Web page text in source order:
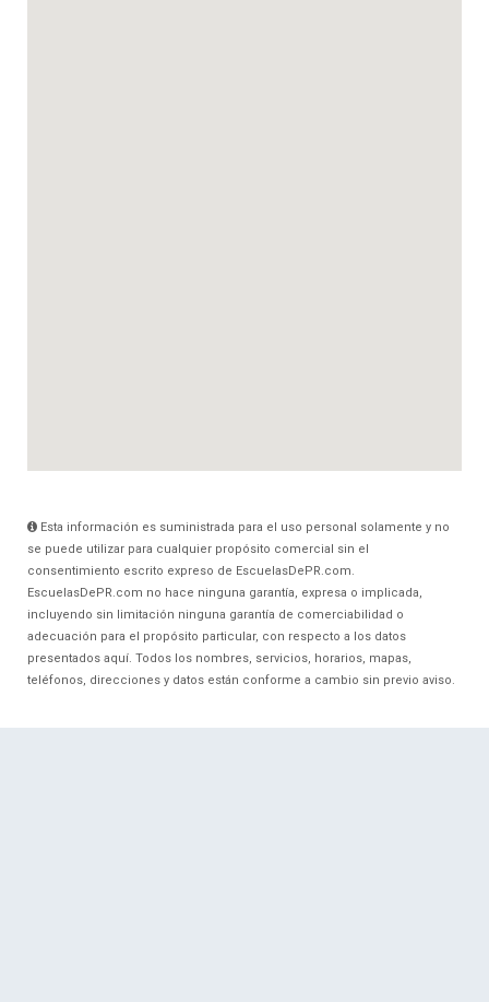
Esta información es suministrada para el uso personal solamente y no
se puede utilizar para cualquier propósito comercial sin el
consentimiento escrito expreso de EscuelasDePR.com.
EscuelasDePR.com no hace ninguna garantía, expresa o implicada,
incluyendo sin limitación ninguna garantía de comerciabilidad o
adecuación para el propósito particular, con respecto a los datos
presentados aquí. Todos los nombres, servicios, horarios, mapas,
teléfonos, direcciones y datos están conforme a cambio sin previo aviso.